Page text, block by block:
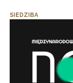
SIEDZIBA